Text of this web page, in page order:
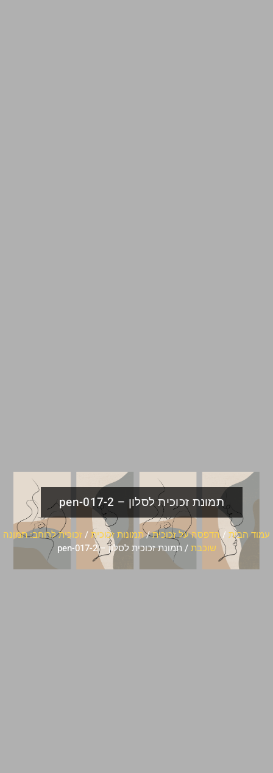
תמונת זכוכית לסלון – pen-017-2
עמוד הבית /הדפסה על זכוכית/תמונות זכוכית/זכוכית לרוחב: תמונה
שוכבת/ תמונת זכוכית לסלון – pen-017-2